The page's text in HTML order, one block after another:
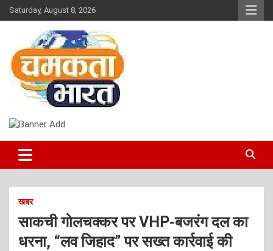
Skip
to
Saturday, August 8, 2026
CHAMAKTA BHARAT
खबर
साकची गोलचक्कर पर VHP-बजरंग दल का
धरना, “लव जिहाद” पर सख्त कार्रवाई की